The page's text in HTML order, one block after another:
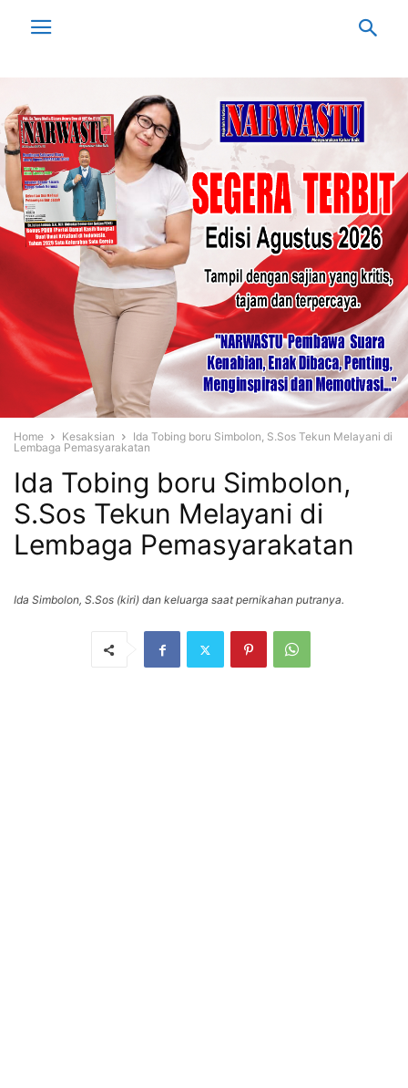
Home Kesaksian
Ida Tobing boru Simbolon, S.Sos Tekun Melayani di
Lembaga Pemasyarakatan
Ida Tobing boru Simbolon,
S.Sos Tekun Melayani di
Lembaga Pemasyarakatan
Ida Simbolon, S.Sos (kiri) dan keluarga saat pernikahan putranya.